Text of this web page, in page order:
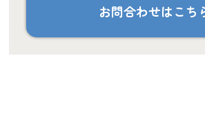
お問合わせはこち